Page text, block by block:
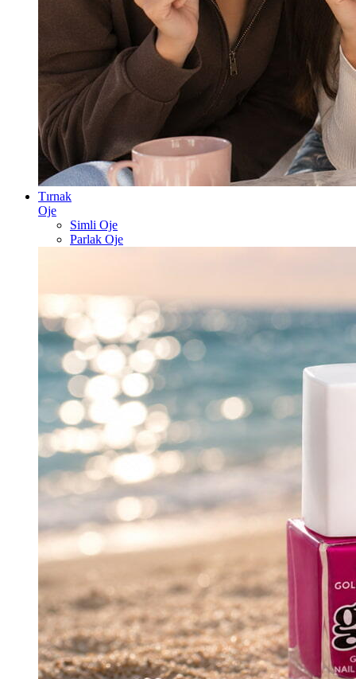
Tırnak
Oje
Simli Oje
Parlak Oje